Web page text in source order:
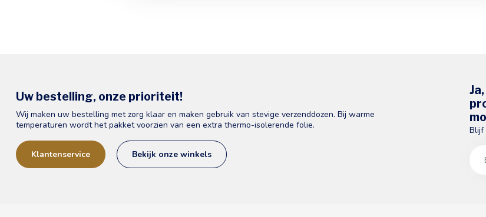
Uw bestelling, onze prioriteit!
Wij maken uw bestelling met zorg klaar en maken gebruik van stevige verzenddozen. Bij warme
temperaturen wordt het pakket voorzien van een extra thermo-isolerende folie.
Klantenservice Bekijk onze winkels
Blijf